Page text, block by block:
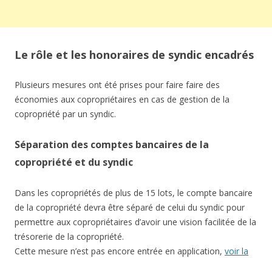
Le rôle et les honoraires de syndic encadrés
Plusieurs mesures ont été prises pour faire faire des
économies aux copropriétaires en cas de gestion de la
copropriété par un syndic.
Séparation des comptes bancaires de la
copropriété et du syndic
Dans les copropriétés de plus de 15 lots, le compte bancaire
de la copropriété devra être séparé de celui du syndic pour
permettre aux copropriétaires d’avoir une vision facilitée de la
trésorerie de la copropriété.
Cette mesure n’est pas encore entrée en application, voir la